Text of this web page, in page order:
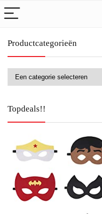
Productcategorieën
Topdeals!!